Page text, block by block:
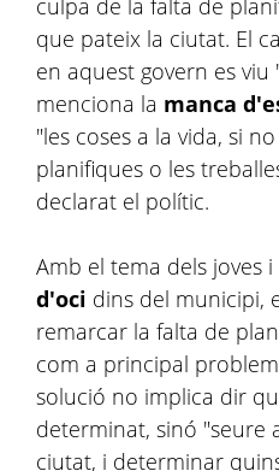
culpa de la falta de
que pateix la ciutat. El
en aquest govern es viu
menciona la manca
"les coses a la vida, si
planifiques o les
declarat el polític.
Amb el tema dels joves
d'oci dins del municipi,
remarcar la falta de
com a principal
solució no implica dir
determinat, sinó "seure
ciutat, i determinar